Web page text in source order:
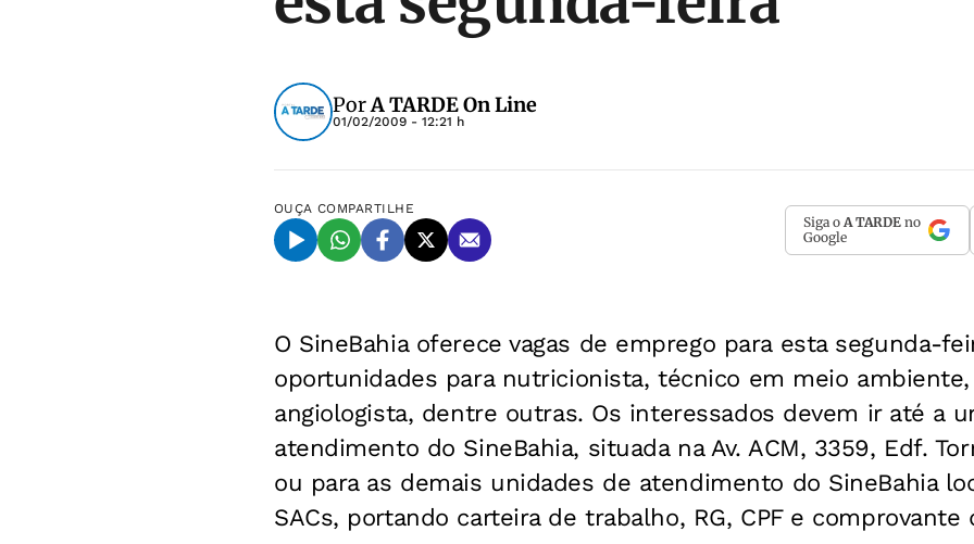
PorA TARDE On Line
01/02/2009 - 12:21 h
OUÇA COMPARTILHE
Siga o A TARDE no
Google
O SineBahia oferece vagas de emprego para esta segunda-
oportunidades para nutricionista, técnico em meio
angiologista, dentre outras. Os interessados devem ir até a
atendimento do SineBahia, situada na Av. ACM, 3359, Edf.
ou para as demais unidades de atendimento do SineBahia
SACs, portando carteira de trabalho, RG, CPF e comprovante